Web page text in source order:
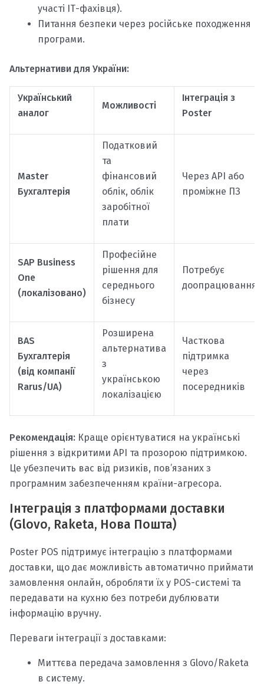
участі ІТ-фахівця).
Питання безпеки через російське походження
програми.
Альтернативи для України:
Український
аналог
Можливості
Інтеграція з
Poster
Master
Бухгалтерія
Податковий
та
фінансовий
облік, облік
заробітної
плати
Через API або
проміжне ПЗ
SAP Business
One
(локалізовано)
Професійне
рішення для
середнього
бізнесу
Потребує
доопрацювання
BAS
Бухгалтерія
(від компанії
Rarus/UA)
Розширена
альтернатива
з
українською
локалізацією
Часткова
підтримка
через
посередників
Рекомендація: Краще орієнтуватися на українські
рішення з відкритими API та прозорою підтримкою.
Це убезпечить вас від ризиків, пов’язаних з
програмним забезпеченням країни-агресора.
Інтеграція з платформами доставки
(Glovo, Raketa, Нова Пошта)
Poster POS підтримує інтеграцію з платформами
доставки, що дає можливість автоматично приймати
замовлення онлайн, обробляти їх у POS-системі та
передавати на кухню без потреби дублювати
інформацію вручну.
Переваги інтеграції з доставками:
Миттєва передача замовлення з Glovo/Raketa
в систему.